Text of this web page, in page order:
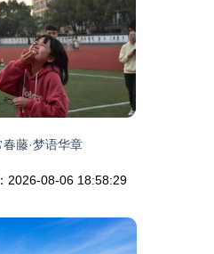
春藤·梦语华章
2026-08-06 18:58:29